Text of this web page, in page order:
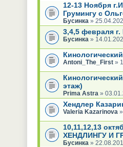
12-13 Ноября
Грумингу с
Бусинка »
3,4,5 февраля
Бусинка »
Antoni_The_First»
этаж)
Prima Astra »
Хендлер
Valeria Kazarinova
10,11,12,13
ХЕНДЛИНГУ И
Бусинка »